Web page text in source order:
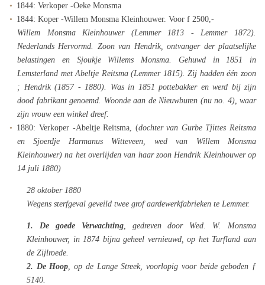
1844: Verkoper -Oeke Monsma
1844: Koper -Willem Monsma Kleinhouwer. Voor f 2500,-
Willem Monsma Kleinhouwer (Lemmer 1813 - Lemmer 1872).
Nederlands Hervormd. Zoon van Hendrik, ontvanger der plaatselijke
belastingen en Sjoukje Willems Monsma. Gehuwd in 1851 in
Lemsterland met Abeltje Reitsma (Lemmer 1815). Zij hadden één zoon
; Hendrik (1857 - 1880). Was in 1851 pottebakker en werd bij zijn
dood fabrikant genoemd. Woonde aan de Nieuwburen (nu no. 4), waar
zijn vrouw een winkel dreef.
1880: Verkoper -Abeltje Reitsma, (dochter van Gurbe Tjittes Reitsma
en Sjoerdje Harmanus Witteveen, wed van Willem Monsma
Kleinhouwer) na het overlijden van haar zoon Hendrik Kleinhouwer op
14 juli 1880)
28 oktober 1880
Wegens sterfgeval geveild twee grof aardewerkfabrieken te Lemmer.
1. De goede Verwachting, gedreven door Wed. W. Monsma
Kleinhouwer, in 1874 bijna geheel vernieuwd, op het Turfland aan
de Zijlroede.
2. De Hoop , op de Lange Streek, voorlopig voor beide geboden ƒ
5140.